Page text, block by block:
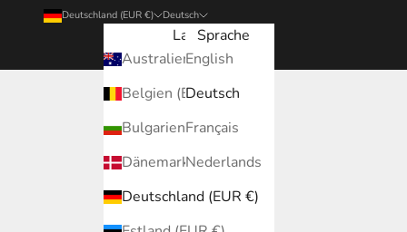
Deutschland (EUR €)
Land
Australien (EUR €)
Belgien (EUR €)
Bulgarien (EUR €)
Dänemark (EUR €)
Deutschland (EUR €)
Deutsch
Sprache
English
Deutsch
Français
Nederlands